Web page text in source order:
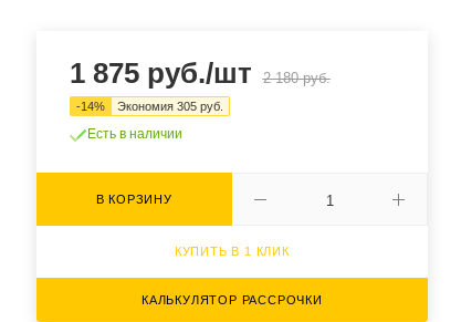
1 875руб./шт 2 180руб.
-14% Экономия 305руб.
Есть в наличии
В КОРЗИНУ
КУПИТЬ В 1 КЛИК
КАЛЬКУЛЯТОР РАССРОЧКИ